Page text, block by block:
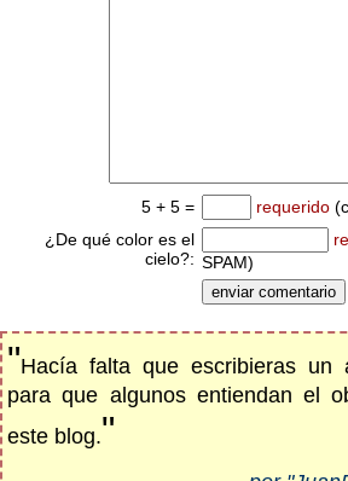
5 + 5 = requerido
¿De qué color es el
cielo?: SPAM)
"Hacía falta que escribieras un
para que algunos entiendan el
este blog."